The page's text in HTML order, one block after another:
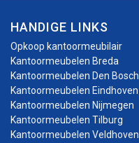
HANDIGE LINKS
Opkoop kantoormeubilair
Kantoormeubelen Breda
Kantoormeubelen Den Bosch
Kantoormeubelen Eindhoven
Kantoormeubelen Nijmegen
Kantoormeubelen Tilburg
Kantoormeubelen Veldhoven